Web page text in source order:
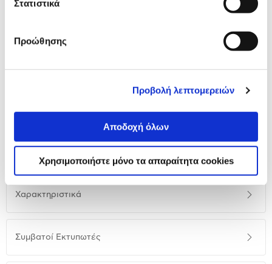
Στατιστικά
Προώθησης
Προβολή λεπτομερειών
Αποδοχή όλων
Χρησιμοποιήστε μόνο τα απαραίτητα cookies
Αναλυτική
παρουσίαση
Προδιαγραφές
Χαρακτηριστικά
Συμβατοί Εκτυπωτές